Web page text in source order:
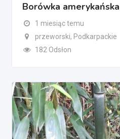
Borówka
1 miesiąc temu
przeworski, Podkarpackie
182 Odsłon